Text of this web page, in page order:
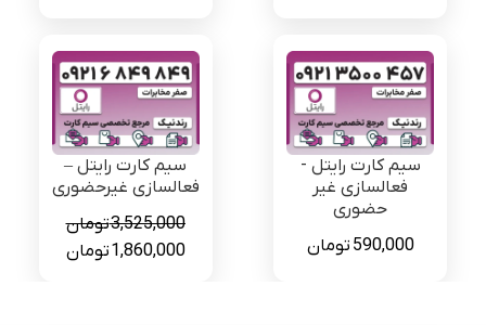
بود.
است.
سیم کارت رایتل -
فعالسازی غیر
حضوری
590,000 تومان
سیم کارت رایتل –
فعالسازی غیرحضوری
3,525,000تومان
قیمت
1,860,000تومانقیمت